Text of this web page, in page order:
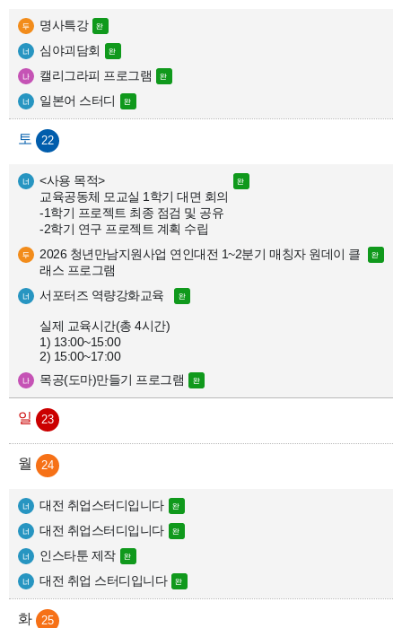
명사특강
심야괴담회
캘리그라피 프로그램
일본어 스터디
22
<사용 목적>
교육공동체 모교실 1학기 대면 회의
-1학기 프로젝트 최종 점검 및 공유
-2학기 연구 프로젝트 계획 수립
2026 청년만남지원사업 연인대전 1~2분기 매칭자 원데이 클
래스 프로그램
서포터즈 역량강화교육
실제 교육시간(총 4시간)
1) 13:00~15:00
2) 15:00~17:00
목공(도마)만들기 프로그램
23
24
대전 취업스터디입니다
대전 취업스터디입니다
인스타툰 제작
대전 취업 스터디입니다
25